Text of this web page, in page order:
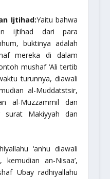
Ijtihad:Yaitu bahwa
ijtihad dari para
, buktinya adalah
mereka di dalam
mushaf ‘Ali tertib
turunnya, diawali
al-Muddatstsir,
al-Muzzammil dan
surat Makiyyah dan
‘anhu diawali
an-Nisaa’,
Ubayradhiyallahu